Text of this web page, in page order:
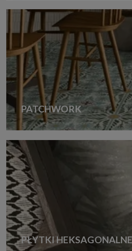
PATCHWORK
PŁYTKI HEKSAGONALNE